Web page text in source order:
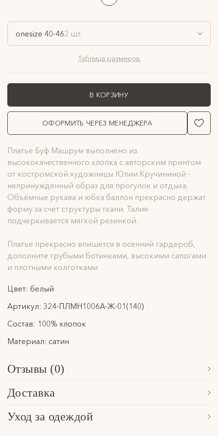
onesize 40-462 шт.
Таблица размеров
В КОРЗИНУ
ОФОРМИТЬ ЧЕРЕЗ МЕНЕДЖЕРА
Платье Буф Машрум выполнено из
высококачественного хлопка с авторским принтом
от костромской художницы Юлии Кручининой -
непринужденный образ для прогулок и отдыха.
Объёмные рукава и юбка баллон прекрасно держат
форму за счет структуры ткани. Талия
подчеркивается мягкой резинкой.
Платье прекрасно впишется в осенний гардероб,
дополните грубыми ботинками, высокими сапогами
и плотными колготками
Цвет: белый
Артикул: 324-ПЛМН1006А-Ж-01(140)
Состав: 100% хлопок
Материал: сатин
Отзывы (0)
Сначала новые
Доставка
Обработка заказа, формирование посылки и последующая
передача в указанную службу доставки осуществляется в
Уход за одеждой